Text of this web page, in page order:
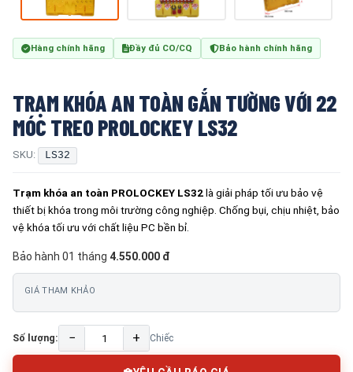
Hàng chính hãng Đầy đủ CO/CQ Bảo hành chính hãng
TRẠM KHÓA AN TOÀN GẮN TƯỜNG VỚI 22
MÓC TREO PROLOCKEY LS32
SKU: LS32
Trạm khóa an toàn PROLOCKEY LS32là giải pháp tối ưu bảo vệ
thiết bị khóa trong môi trường công nghiệp. Chống bụi, chịu nhiệt, bảo
vệ khóa tối ưu với chất liệu PC bền bỉ.
Bảo hành 01 tháng 4.550.000 đ
GIÁ THAM KHẢO
Số lượng: − + Chiếc